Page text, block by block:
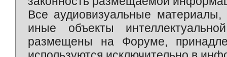
Все аудиовизуальные
иные объекты
размещены на Форуме,